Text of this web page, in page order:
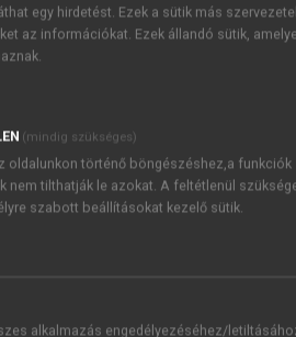
JELSZÓ
Kérek értesítést a MeRSZ
Kérek értesítést az
egy hirdetést. Ezek a sütik más
az információkat. Ezek állandó sütik,
(mindig szükséges)
oldalunkon történő böngészéshez,a funkciók
nem tilthatják le azokat. A feltétlenül
szabott beállításokat kezelő sütik.
alkalmazás engedélyezéséhez/